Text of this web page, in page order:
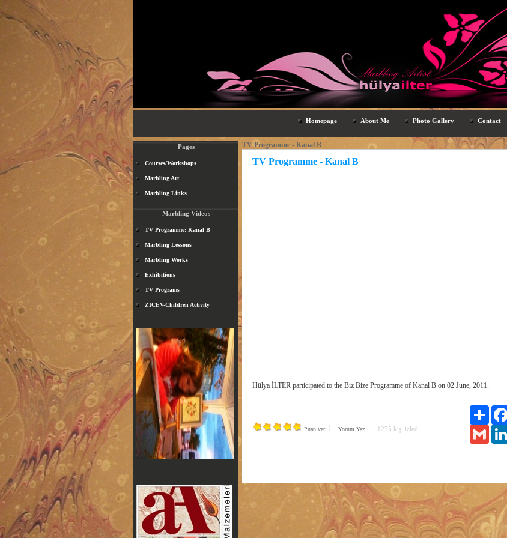
Homepage About Me Photo Gallery Contact
Pages
Courses/Workshops
Marbling Art
Marbling Links
Marbling Videos
TV Programme: Kanal B
Marbling Lessons
Marbling Works
Exhibitions
TV Programs
ZICEV-Children Activity
TV Programme - Kanal B
TV Programme - Kanal B
Hülya İLTER participated to the Biz Bize Programme of Kanal B on 02 June, 2011.
Puan ver Yorum Yaz 1275 kişi izledi
Paylaş
Gmail